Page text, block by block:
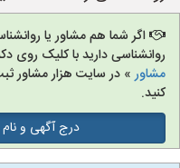
اگر شما هم مشاور یا
روانشناسی دارید با کلیک روی
مشاور» در سایت هزار مشاور
کنید.
درج آگهی و